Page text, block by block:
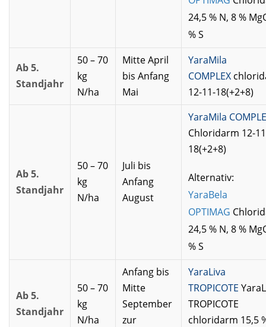
24,5 % N, 8 %
% S
Ab 5.
Standjahr
50 – 70
kg
N/ha
Mitte April
bis Anfang
Mai
YaraMila
COMPLEX
12-11-18(+2+8)
Ab 5.
Standjahr
50 – 70
kg
N/ha
Juli bis
Anfang
August
YaraMila
Chloridarm 12-
18(+2+8)
Alternativ:
YaraBela
OPTIMAG
24,5 % N, 8 %
% S
Ab 5.
Standjahr
50 – 70
kg
N/ha
Anfang bis
Mitte
September
zur
YaraLiva
TROPICOTE
TROPICOTE
chloridarm 15,5